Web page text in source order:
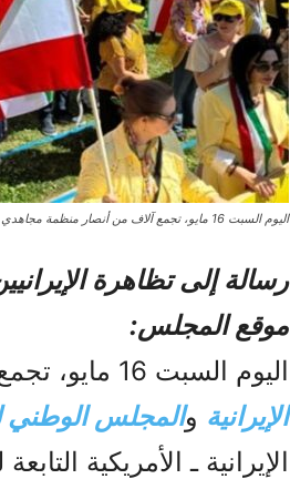
اليوم السبت 16 مايو، تجمع آلاف من أنصار منظمة مجاهدي خلق الإيرانية
رسالة إلى تظاهرة
موقع المجلس:
اليوم السبت 16 مايو، تجمع آلاف من أنصار
الإيرانية والمجلس الوطني
الإيرانية ـ الأمريكية